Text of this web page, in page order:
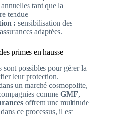
tant que la
tendue.
: sensibilisation des
adaptées.
primes en hausse
sont possibles pour gérer la
leur protection.
un marché cosmopolite,
comme GMF,
offrent une multitude
ce processus, il est